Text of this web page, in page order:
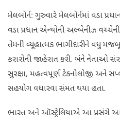
મેલબોર્ન: ગુરુવારે મેલબોર્નમાં વડા
વડા પ્રધાન એન્થોની અલ્બેનીઝ
તેમની વ્યૂહાત્મક ભાગીદારીને વધુ
કરારોની જાહેરાત કરી. બંને નેતાઓ
સુરક્ષા, મહત્વપૂર્ણ ટેકનોલોજી અને
સહયોગ વધારવા સંમત થયા હતા.
ભારત અને ઑસ્ટ્રેલિયાએ આ પ્રસંગે